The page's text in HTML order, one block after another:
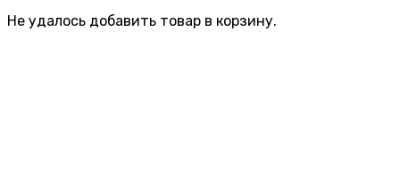
Не удалось добавить товар в корзину.